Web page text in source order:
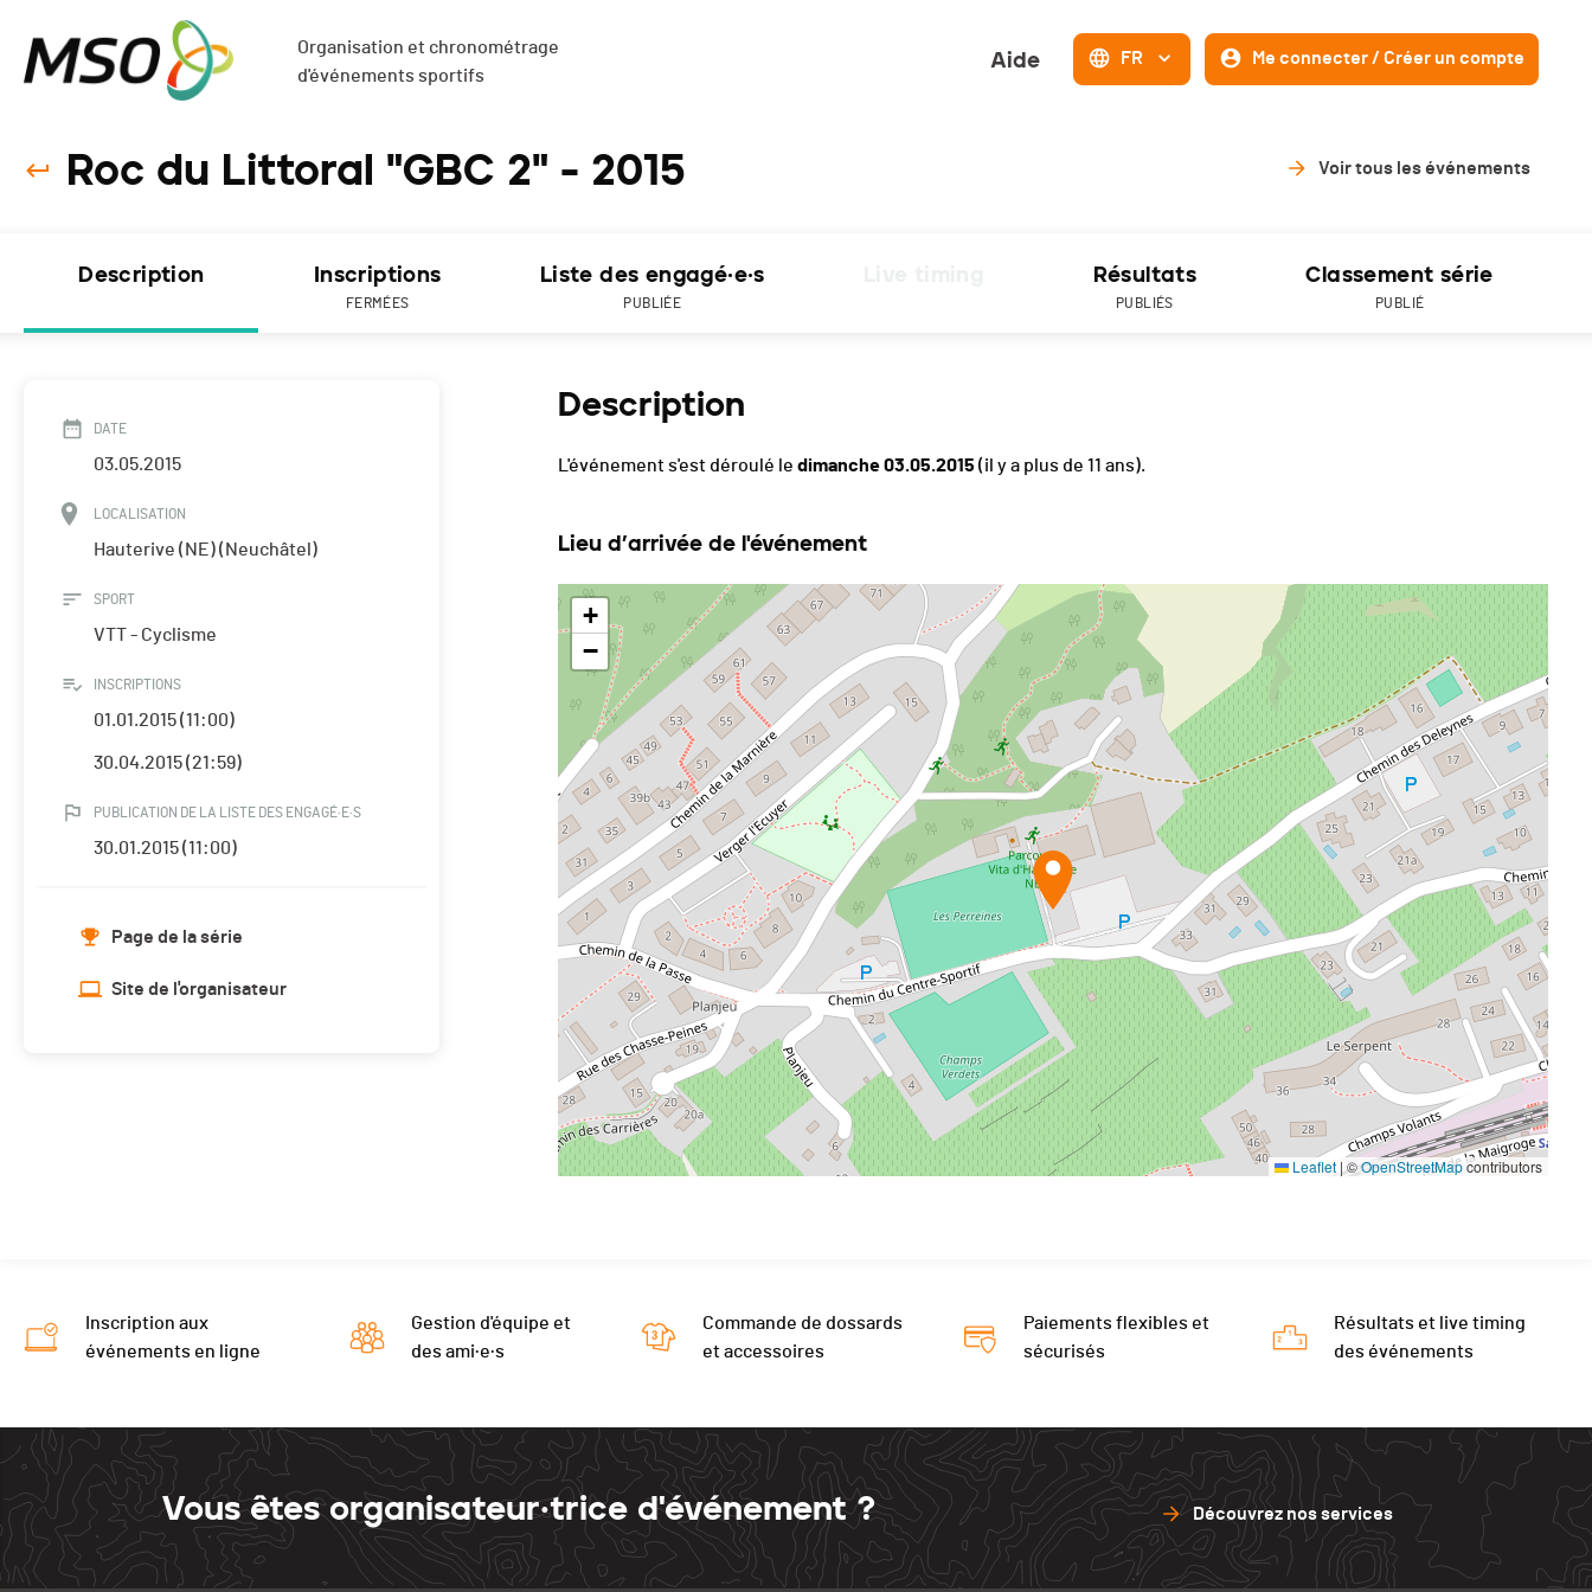
Organisation et chronométrage
d'événements sportifs
Aide FR Me connecter / Créer un compte
Roc du Littoral "GBC 2" - 2015 Voir tous les événements
Description Inscriptions
FERMÉES
Liste des engagé·e·s
PUBLIÉE
Résultats
PUBLIÉS
Classement série
PUBLIÉ
DATE
03.05.2015
LOCALISATION
Hauterive (NE) (Neuchâtel)
SPORT
VTT - Cyclisme
INSCRIPTIONS
01.01.2015 (11:00)
30.04.2015 (21:59)
PUBLICATION DE LA LISTE DES ENGAGÉ·E·S
30.01.2015 (11:00)
Page de la série
Site de l'organisateur
Description
L'événement s'est déroulé le dimanche 03.05.2015 (il y a plus de 11 ans).
Lieu d’arrivée de l'événement
+
−
Leaflet |©OpenStreetMapcontributors
Inscription aux
événements en ligne
Gestion d'équipe et
des ami·e·s
Commande de dossards
et accessoires
Paiements flexibles et
sécurisés
Résultats et live timing
des événements
Vous êtes organisateur·trice d'événement ? Découvrez nos services